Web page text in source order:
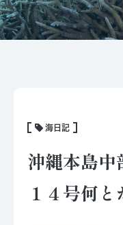
海日記
沖縄本島中
１４号何と